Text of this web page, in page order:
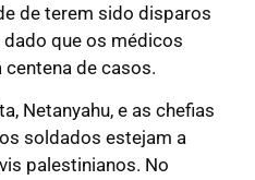
de terem sido disparos
que os médicos
de casos.
Netanyahu, e as chefias
soldados estejam a
palestinianos. No